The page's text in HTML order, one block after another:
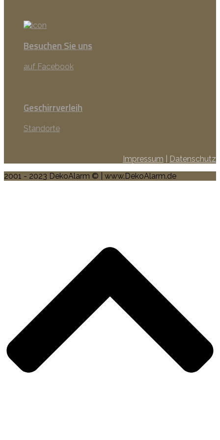
Besuchen Sie uns
auf Facebook
Geschirrverleih
Standorte
Impressum
Datenschutz
2001 - 2023 DekoAlarm © | www.DekoAlarm.de